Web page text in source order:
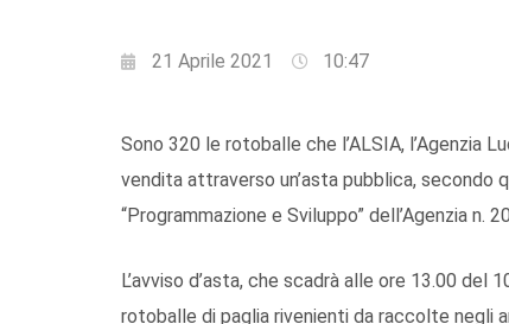
21 Aprile 2021 10:47
Sono 320 le rotoballe che l’ALSIA, l’Agenzia
vendita attraverso un’asta pubblica, secondo
“Programmazione e Sviluppo” dell’Agenzia
L’avviso d’asta, che scadrà alle ore 13.00 del
rotoballe di paglia rivenienti da raccolte negli